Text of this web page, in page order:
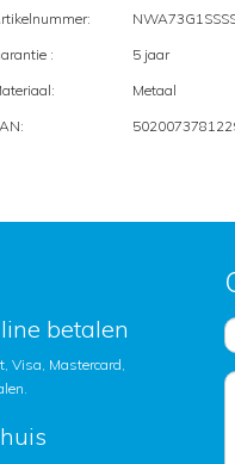
:
5 jaar
Metaal
betalen
Visa, Mastercard,